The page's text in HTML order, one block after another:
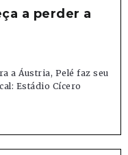
a perder a
a Áustria, Pelé faz seu
Estádio Cícero